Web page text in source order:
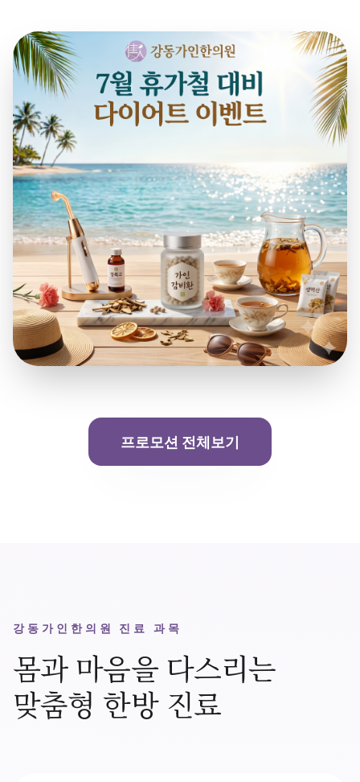
프로모션 전체보기
강동가인한의원 진료 과목
몸과 마음을 다스리는
맞춤형 한방 진료